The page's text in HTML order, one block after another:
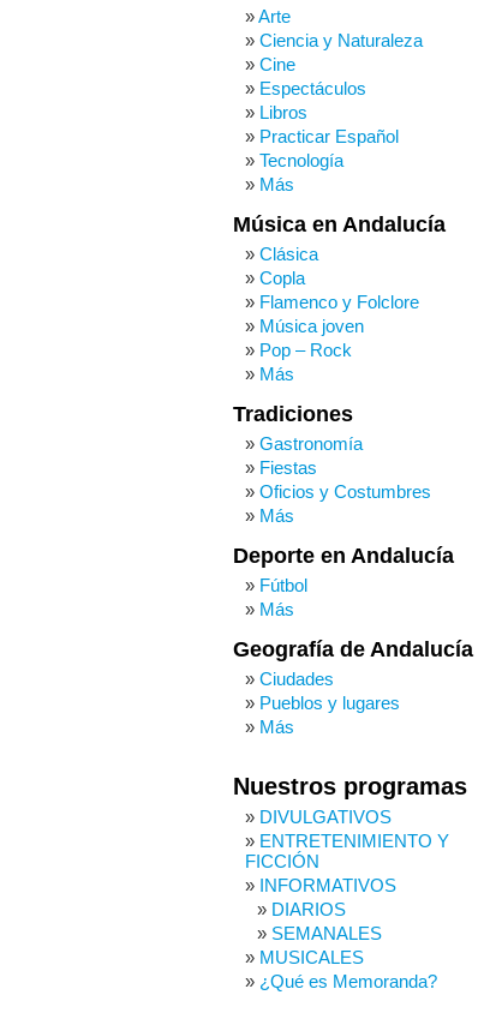
Arte
Ciencia y Naturaleza
Cine
Espectáculos
Libros
Practicar Español
Tecnología
Más
Música en Andalucía
Clásica
Copla
Flamenco y Folclore
Música joven
Pop – Rock
Más
Tradiciones
Gastronomía
Fiestas
Oficios y Costumbres
Más
Deporte en Andalucía
Fútbol
Más
Geografía de Andalucía
Ciudades
Pueblos y lugares
Más
Nuestros programas
DIVULGATIVOS
ENTRETENIMIENTO Y
FICCIÓN
INFORMATIVOS
DIARIOS
SEMANALES
MUSICALES
¿Qué es Memoranda?